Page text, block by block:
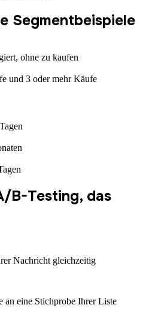
Segmentbeispiele
ohne zu kaufen
und 3 oder mehr Käufe
B-Testing, das
Nachricht gleichzeitig
an eine Stichprobe Ihrer Liste